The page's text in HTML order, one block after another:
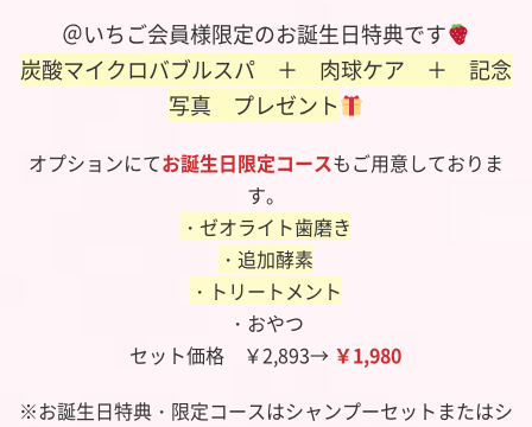
＠いちご会員様限定のお誕生日特典です
炭酸マイクロバブルスパ ＋ 肉球ケア ＋ 記念
写真 プレゼント
オプションにてお誕生日限定コースもご用意しておりま
す。
・ゼオライト歯磨き
・追加酵素
・トリートメント
・おやつ
セット価格 ￥2,893→ ￥1,980
※お誕生日特典・限定コースはシャンプーセットまたはシ